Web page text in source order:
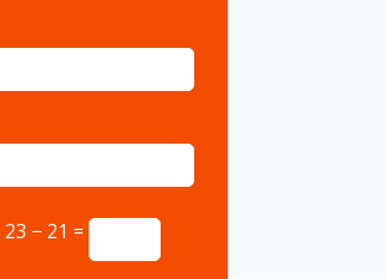
23 − 21 =